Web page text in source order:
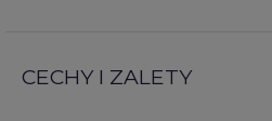
CECHY I ZALETY